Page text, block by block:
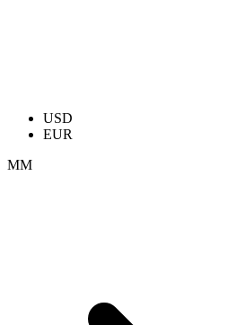
USD
EUR
ММ